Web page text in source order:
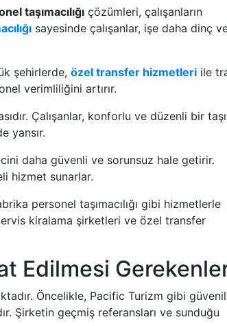
taşımacılığı çözümleri, çalışanların
sayesinde çalışanlar, işe daha dinç
şehirlerde, özel transfer hizmetleri ile
verimliliğini artırır.
Çalışanlar, konforlu ve düzenli bir
yansır.
daha güvenli ve sorunsuz hale getirir.
hizmet sunarlar.
personel taşımacılığı gibi hizmetlerle
kiralama şirketleri ve özel transfer
Edilmesi
Öncelikle, Pacific Turizm gibi
Şirketin geçmiş referansları ve sunduğu